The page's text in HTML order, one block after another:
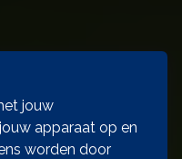
jouw
apparaat op en
worden door